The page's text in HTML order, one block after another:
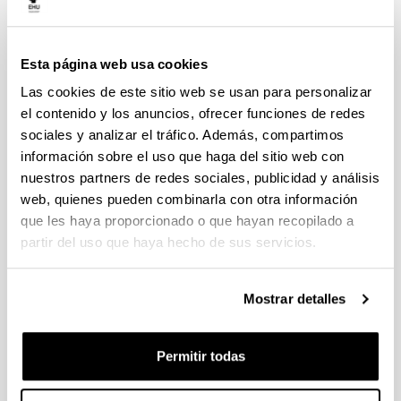
Esta página web usa cookies
Las cookies de este sitio web se usan para personalizar
el contenido y los anuncios, ofrecer funciones de redes
sociales y analizar el tráfico. Además, compartimos
información sobre el uso que haga del sitio web con
nuestros partners de redes sociales, publicidad y análisis
web, quienes pueden combinarla con otra información
que les haya proporcionado o que hayan recopilado a
partir del uso que haya hecho de sus servicios.
Mostrar detalles
Permitir todas
Dirección:
ALDEZLE
Campus de Ibaeta -Edificio Barriola, 3ª planta
Plaza Elhuyar, 1. 20018 - Donostia/San Sebastián
Campus de Leioa - Edificio Biblioteca, 3ª planta
Bº Sarriena s/n. 48940- Leioa
Correo electrónico: aldezle@ehu.eus
Horario: